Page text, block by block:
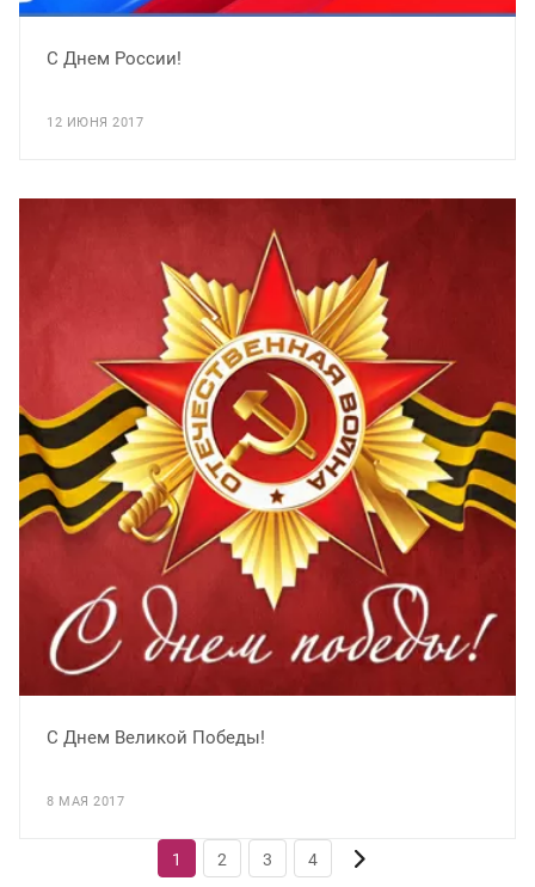
С Днем России!
12 ИЮНЯ 2017
С Днем Великой Победы!
8 МАЯ 2017
1 2 3 4